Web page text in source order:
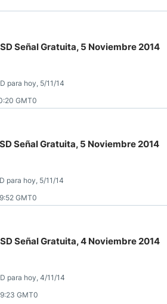
Señal Gratuita, 5 Noviembre 2014
para hoy, 5/11/14
GMT0
Señal Gratuita, 5 Noviembre 2014
para hoy, 5/11/14
GMT0
Señal Gratuita, 4 Noviembre 2014
para hoy, 4/11/14
GMT0